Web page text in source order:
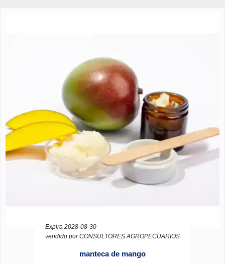
Expira 2028-08-30
vendido por:CONSULTORES AGROPECUARIOS
manteca de mango